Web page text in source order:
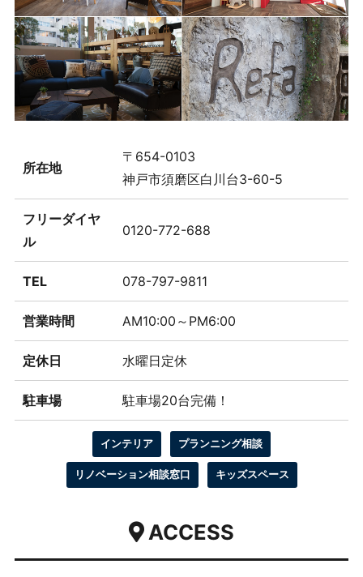
所在地
〒654-0103
神戸市須磨区白川台3-60-5
フリーダイヤ
ル
0120-772-688
TEL 078-797-9811
営業時間 AM10:00～PM6:00
定休日 水曜日定休
駐車場 駐車場20台完備！
インテリア プランニング相談
リノベーション相談窓口 キッズスペース
ACCESS